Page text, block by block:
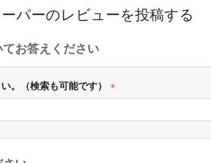
パーのレビューを投稿する
お答えください
。（検索も可能です） *